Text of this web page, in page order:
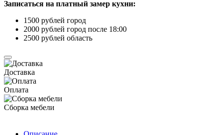
Записаться на платный замер кухни:
1500 рублей город
2000 рублей город после 18:00
2500 рублей область
Доставка
Оплата
Сборка мебели